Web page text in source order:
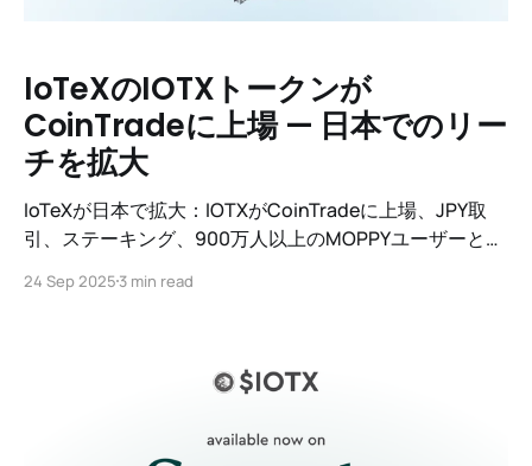
IoTeXのIOTXトークンが
CoinTradeに上場 — 日本でのリー
チを拡大
IoTeXが日本で拡大：IOTXがCoinTradeに上場、JPY取
引、ステーキング、900万人以上のMOPPYユーザーとの
24 Sep 20253 min read